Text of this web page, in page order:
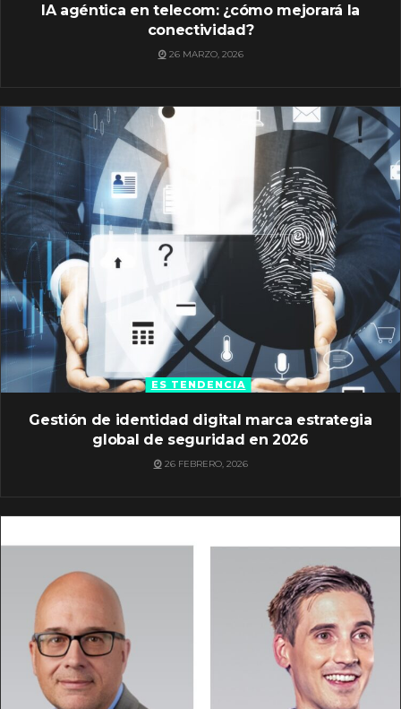
IA agéntica en telecom: ¿cómo mejorará la
conectividad?
26 MARZO, 2026
ES TENDENCIA
Gestión de identidad digital marca estrategia
global de seguridad en 2026
26 FEBRERO, 2026